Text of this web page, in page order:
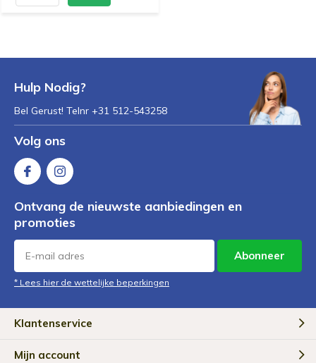
Hulp Nodig?
Bel Gerust! Telnr +31 512-543258
Volg ons
Ontvang de nieuwste aanbiedingen en
promoties
Abonneer
* Lees hier de wettelijke beperkingen
Klantenservice
Mijn account